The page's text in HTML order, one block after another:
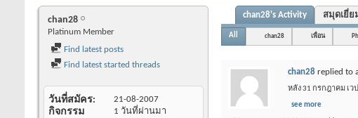
chan28
Platinum Member
Find latest posts
Find latest started threads
วันที่สมัคร 21-08-2007
กิจกรรม
1 วันที่ผ่านมา
chan28's Activity สมุดเยี่ย
All chan28 เพื่อน
chan28 replied to
หลัง 31 กรกฎาคม เว
see more